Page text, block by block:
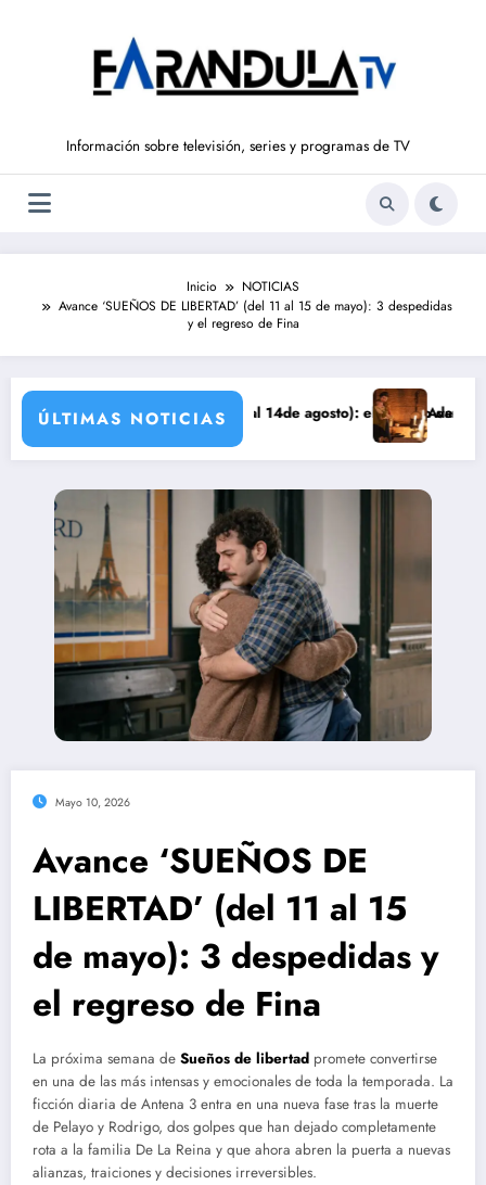
Información sobre televisión, series y programas de TV
Inicio
NOTICIAS
Avance ‘SUEÑOS DE LIBERTAD’ (del 11 al 15 de mayo): 3 despedidas
y el regreso de Fina
ÚLTIMAS NOTICIAS
DE LIBERTAD’ (del 10 al 14de agosto): el secreto de Tasio sale a la
Avance VALLE
Mayo 10, 2026
Avance ‘SUEÑOS DE
LIBERTAD’ (del 11 al 15
de mayo): 3 despedidas y
el regreso de Fina
La próxima semana de Sueños de libertad promete convertirse
en una de las más intensas y emocionales de toda la temporada. La
ficción diaria de Antena 3 entra en una nueva fase tras la muerte
de Pelayo y Rodrigo, dos golpes que han dejado completamente
rota a la familia De La Reina y que ahora abren la puerta a nuevas
alianzas, traiciones y decisiones irreversibles.